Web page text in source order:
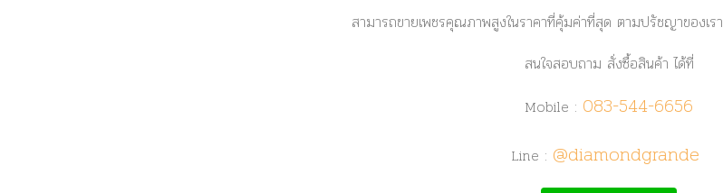
สามารถขายเพชรคุณภาพสูงในราคาที่คุ้มค่าที่สุด ตามปรัชญาของเรา
สนใจสอบถาม สั่งซื้อสินค้า ได้ที่
Mobile : 083-544-6656
Line : @diamondgrande